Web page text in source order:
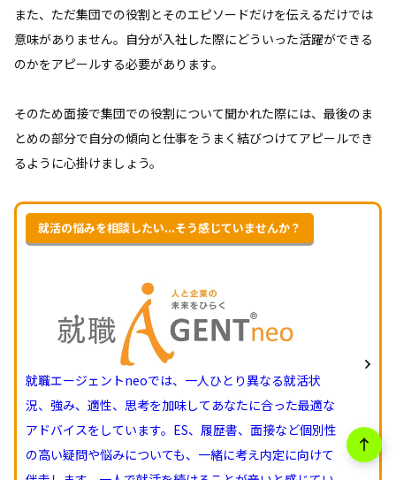
また、ただ集団での役割とそのエピソードだけを伝えるだけでは
意味がありません。自分が入社した際にどういった活躍ができる
のかをアピールする必要があります。
そのため面接で集団での役割について聞かれた際には、最後のま
とめの部分で自分の傾向と仕事をうまく結びつけてアピールでき
るように心掛けましょう。
就活の悩みを相談したい...そう感じていませんか？
就職エージェントneoでは、一人ひとり異なる就活状
況、強み、適性、思考を加味してあなたに合った最適な
アドバイスをしています。ES、履歴書、面接など個別性
の高い疑問や悩みについても、一緒に考え内定に向けて